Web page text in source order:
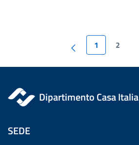
1 2
Dipartimento Casa Italia
SEDE